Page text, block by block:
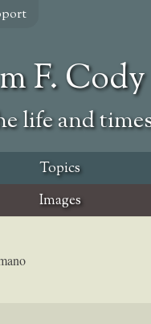
F.
life and
Topics
Images